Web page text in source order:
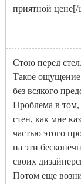
приятной цене[/
Стою перед
Такое
без всякого
Проблема в том,
стен, как мне
частью этого
на эти
своих
Потом еще